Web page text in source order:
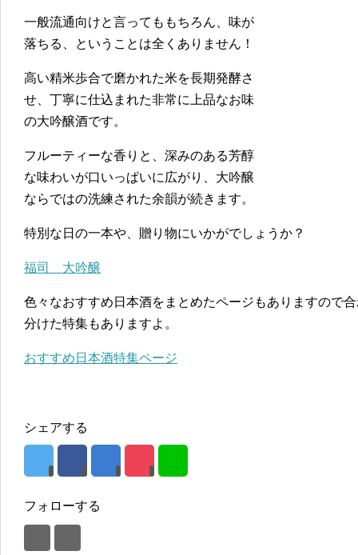
一般流通向けと言ってももちろん、味が
落ちる、ということは全くありません！
高い精米歩合で磨かれた米を長期発酵さ
せ、丁寧に仕込まれた非常に上品なお味
の大吟醸酒です。
フルーティーな香りと、深みのある芳醇
な味わいが口いっぱいに広がり、大吟醸
ならではの洗練された余韻が続きます。
特別な日の一本や、贈り物にいかがでしょうか？
福司 大吟醸
色々なおすすめ日本酒をまとめたページもありますので
分けた特集もありますよ。
おすすめ日本酒特集ページ
シェアする
フォローする